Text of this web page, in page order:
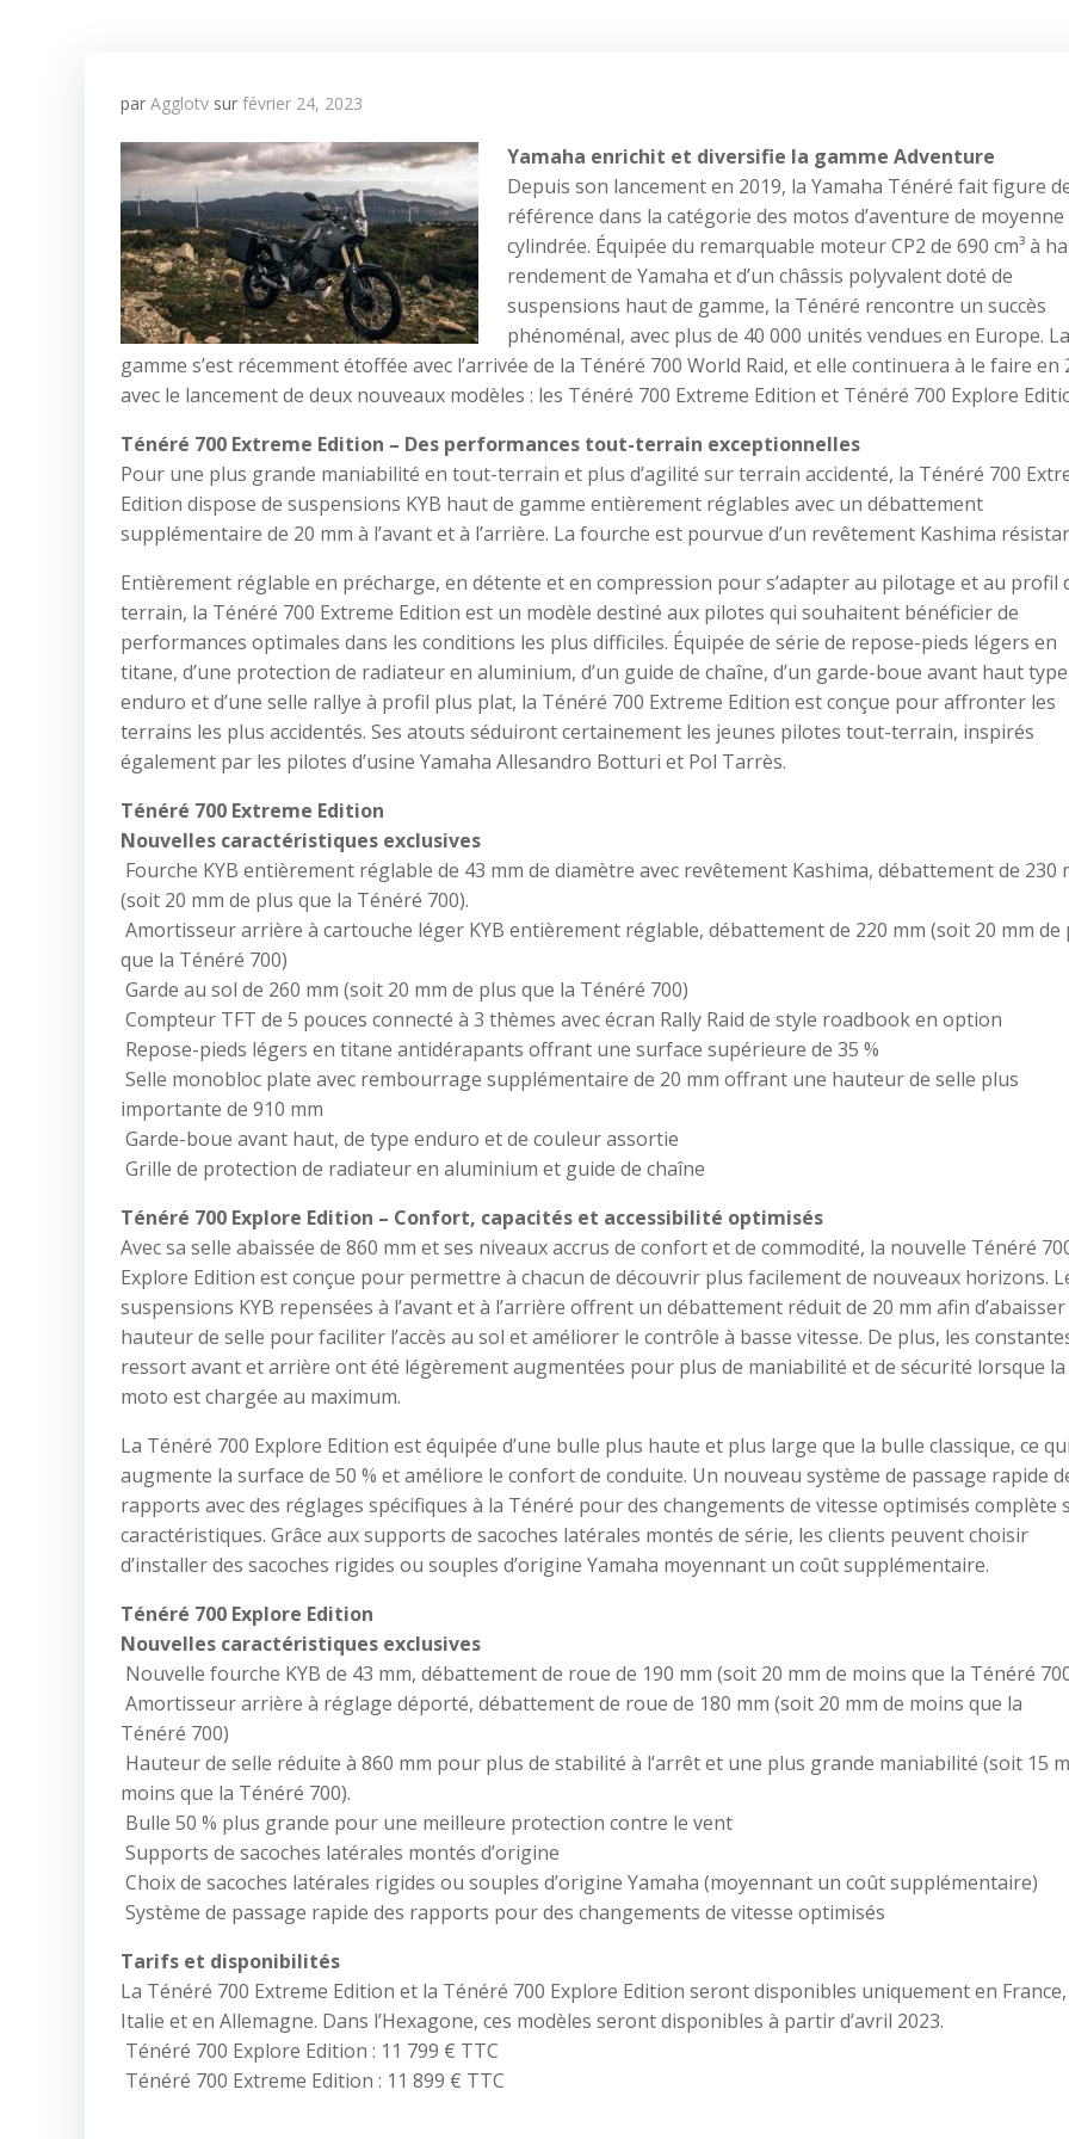
par Agglotv sur février 24, 2023
Yamaha enrichit et diversifie la gamme Adventure
Depuis son lancement en 2019, la Yamaha Ténéré fait figure
référence dans la catégorie des motos d’aventure de moyenne
cylindrée. Équipée du remarquable moteur CP2 de 690 cm³ à
rendement de Yamaha et d’un châssis polyvalent doté de
suspensions haut de gamme, la Ténéré rencontre un succès
phénoménal, avec plus de 40 000 unités vendues en Europe. La
gamme s’est récemment étoffée avec l’arrivée de la Ténéré 700 World Raid, et elle continuera à le faire en
avec le lancement de deux nouveaux modèles : les Ténéré 700 Extreme Edition et Ténéré 700 Explore
Ténéré 700 Extreme Edition – Des performances tout-terrain exceptionnelles
Pour une plus grande maniabilité en tout-terrain et plus d’agilité sur terrain accidenté, la Ténéré 700
Edition dispose de suspensions KYB haut de gamme entièrement réglables avec un débattement
supplémentaire de 20 mm à l’avant et à l’arrière. La fourche est pourvue d’un revêtement Kashima
Entièrement réglable en précharge, en détente et en compression pour s’adapter au pilotage et au profil
terrain, la Ténéré 700 Extreme Edition est un modèle destiné aux pilotes qui souhaitent bénéficier de
performances optimales dans les conditions les plus difficiles. Équipée de série de repose-pieds légers en
titane, d’une protection de radiateur en aluminium, d’un guide de chaîne, d’un garde-boue avant haut type
enduro et d’une selle rallye à profil plus plat, la Ténéré 700 Extreme Edition est conçue pour affronter les
terrains les plus accidentés. Ses atouts séduiront certainement les jeunes pilotes tout-terrain, inspirés
également par les pilotes d’usine Yamaha Allesandro Botturi et Pol Tarrès.
Ténéré 700 Extreme Edition
Nouvelles caractéristiques exclusives
Fourche KYB entièrement réglable de 43 mm de diamètre avec revêtement Kashima, débattement de 230
(soit 20 mm de plus que la Ténéré 700).
Amortisseur arrière à cartouche léger KYB entièrement réglable, débattement de 220 mm (soit 20 mm de
que la Ténéré 700)
Garde au sol de 260 mm (soit 20 mm de plus que la Ténéré 700)
Compteur TFT de 5 pouces connecté à 3 thèmes avec écran Rally Raid de style roadbook en option
Repose-pieds légers en titane antidérapants offrant une surface supérieure de 35 %
Selle monobloc plate avec rembourrage supplémentaire de 20 mm offrant une hauteur de selle plus
importante de 910 mm
Garde-boue avant haut, de type enduro et de couleur assortie
Grille de protection de radiateur en aluminium et guide de chaîne
Ténéré 700 Explore Edition – Confort, capacités et accessibilité optimisés
Avec sa selle abaissée de 860 mm et ses niveaux accrus de confort et de commodité, la nouvelle Ténéré
Explore Edition est conçue pour permettre à chacun de découvrir plus facilement de nouveaux horizons.
suspensions KYB repensées à l’avant et à l’arrière offrent un débattement réduit de 20 mm afin d’abaisser
hauteur de selle pour faciliter l’accès au sol et améliorer le contrôle à basse vitesse. De plus, les
ressort avant et arrière ont été légèrement augmentées pour plus de maniabilité et de sécurité lorsque la
moto est chargée au maximum.
La Ténéré 700 Explore Edition est équipée d’une bulle plus haute et plus large que la bulle classique, ce qui
augmente la surface de 50 % et améliore le confort de conduite. Un nouveau système de passage rapide
rapports avec des réglages spécifiques à la Ténéré pour des changements de vitesse optimisés complète
caractéristiques. Grâce aux supports de sacoches latérales montés de série, les clients peuvent choisir
d’installer des sacoches rigides ou souples d’origine Yamaha moyennant un coût supplémentaire.
Ténéré 700 Explore Edition
Nouvelles caractéristiques exclusives
Nouvelle fourche KYB de 43 mm, débattement de roue de 190 mm (soit 20 mm de moins que la Ténéré
Amortisseur arrière à réglage déporté, débattement de roue de 180 mm (soit 20 mm de moins que la
Ténéré 700)
Hauteur de selle réduite à 860 mm pour plus de stabilité à l’arrêt et une plus grande maniabilité (soit 15
moins que la Ténéré 700).
Bulle 50 % plus grande pour une meilleure protection contre le vent
Supports de sacoches latérales montés d’origine
Choix de sacoches latérales rigides ou souples d’origine Yamaha (moyennant un coût supplémentaire)
Système de passage rapide des rapports pour des changements de vitesse optimisés
Tarifs et disponibilités
La Ténéré 700 Extreme Edition et la Ténéré 700 Explore Edition seront disponibles uniquement en
Italie et en Allemagne. Dans l’Hexagone, ces modèles seront disponibles à partir d’avril 2023.
Ténéré 700 Explore Edition : 11 799 € TTC
Ténéré 700 Extreme Edition : 11 899 € TTC